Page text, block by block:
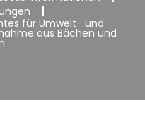
für Umwelt- und
aus Bächen und